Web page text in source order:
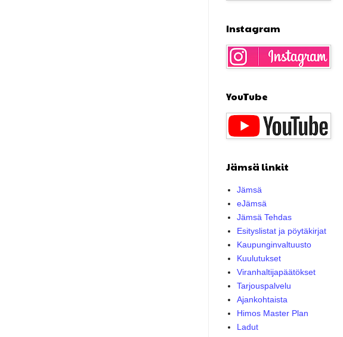
Instagram
YouTube
Jämsä linkit
Jämsä
eJämsä
Jämsä Tehdas
Esityslistat ja pöytäkirjat
Kaupunginvaltuusto
Kuulutukset
Viranhaltijapäätökset
Tarjouspalvelu
Ajankohtaista
Himos Master Plan
Ladut